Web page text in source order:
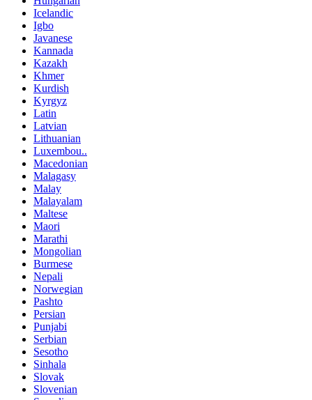
Icelandic
Igbo
Javanese
Kannada
Kazakh
Khmer
Kurdish
Kyrgyz
Latin
Latvian
Lithuanian
Luxembou..
Macedonian
Malagasy
Malay
Malayalam
Maltese
Maori
Marathi
Mongolian
Burmese
Nepali
Norwegian
Pashto
Persian
Punjabi
Serbian
Sesotho
Sinhala
Slovak
Slovenian